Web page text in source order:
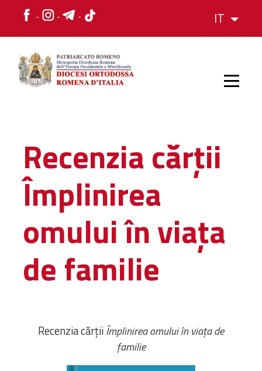
IT
STORIA
VESCOVO
L'ORGANIZZAZIONE
L'ORGANIZZAZIONE
Amministrativa
monumenti
Recenzia cărții
Împlinirea
omului în viața
de familie
Recenzia cărțiiÎmplinirea omului în viața de
familie